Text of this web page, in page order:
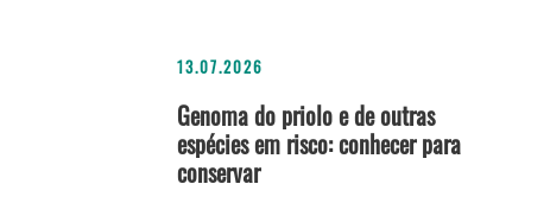
13.07.2026
Genoma do priolo e de outras
espécies em risco: conhecer para
conservar